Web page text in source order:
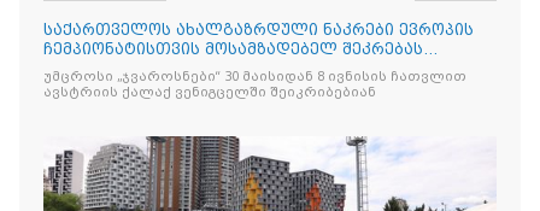
საქართველოს ახალგაზრდული ნაკრები ევროპის
ჩემპიონატისთვის მოსამზადებელ შეკრებას
ავსტრიაში გაივლის
უმცროსი „ჯვაროსნები“ 30 მაისიდან 8 ივნისის ჩათვლით
ავსტრიის ქალაქ ვენიგცელში შეიკრიბებიან